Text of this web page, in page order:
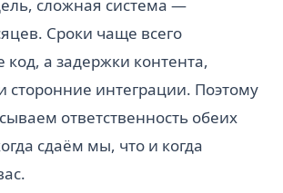
сложная система —
Сроки чаще всего
код, а задержки контента,
сторонние интеграции. Поэтому
ответственность обеих
сдаём мы, что и когда